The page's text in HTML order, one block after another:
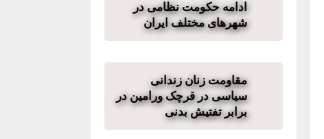
ادامه حکومت نظامی در
شهرهای مختلف ایران
مقاومت زنان زندانی
سیاسی در قرچک ورامین در
برابر تفتیش بدنی